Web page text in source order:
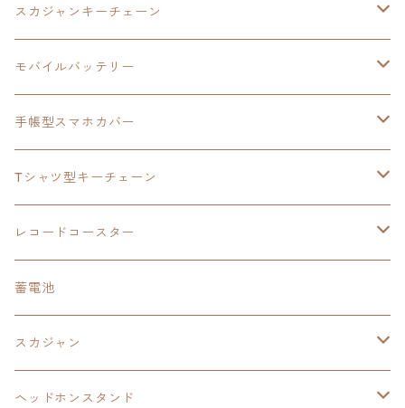
スカジャン
シャツ
モバイルバッテリー
手帳型スマホカバー
東亰ザナドゥ
閃の軌跡Ⅲ
モバイルバッテリー
手帳型スマホカバー
閃の軌跡Ⅳ
手帳型スマホカバー
モバイルバッテリー
軌跡シリーズ
トランプ
カーマグネット
閃の軌跡Ⅱ
トランプ
イースⅨ
手帳型スマホカバー
モバイルバッテリー
零の軌跡：改
碧の軌跡：改
モバイルバッテリー
手帳型スマホカバー
スカジャンキーチェーン
ウルトラマンシリーズ
日本ファルコム
閃の軌跡Ⅲ
軌跡シリーズ
モバイルバッテリー
ウルトラマン
鷹の爪
イースⅧ
東亰ザナドゥ
阪神タイガース
閃の軌跡Ⅲ
手帳型スマホカバー
鷹の爪団
イースⅧ
閃の軌跡Ⅲ
閃の軌跡Ⅳ
イースⅨ
Tシャツ型キーチェーン
日本ファルコム
閃の軌跡Ⅲ
レコードコースター
日本ファルコム
閃の軌跡
蓄電池
スカジャン
サンリオ
ヘッドホンスタンド